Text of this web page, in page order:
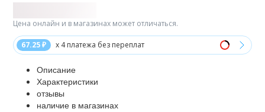
67.25 ₽ x 4 платежа без переплат
Цена онлайн и в магазинах может отличаться.
Описание
Характеристики
отзывы
наличие в магазинах